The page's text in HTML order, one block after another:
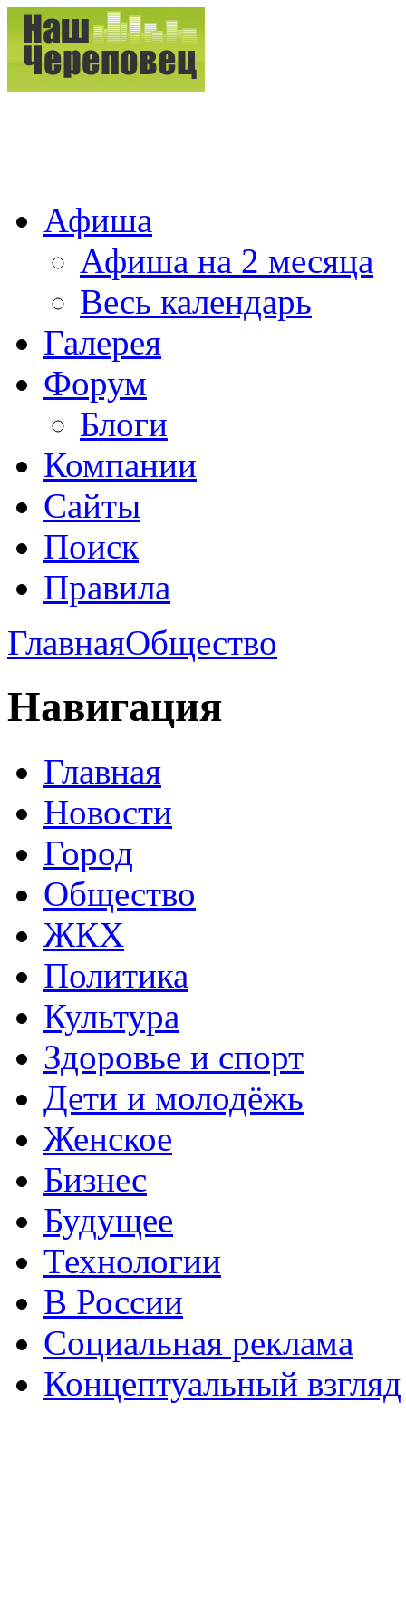
Афиша
Афиша на 2 месяца
Весь календарь
Галерея
Форум
Блоги
Компании
Сайты
Поиск
Правила
ГлавнаяОбщество
Навигация
Главная
Новости
Город
Общество
ЖКХ
Политика
Культура
Здоровье и спорт
Дети и молодёжь
Женское
Бизнес
Будущее
Технологии
В России
Социальная реклама
Концептуальный взгляд